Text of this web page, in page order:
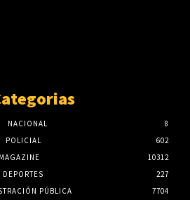
NACIONAL
8
POLICIAL
602
MAGAZINE
10312
DEPORTES
227
PÚBLICA
7704